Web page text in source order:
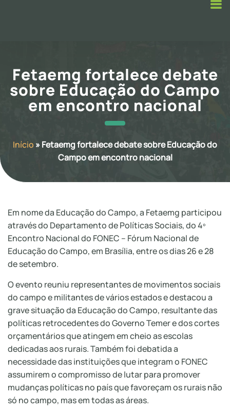
Fetaemg fortalece debate
sobre Educação do Campo
em encontro nacional
Início »Fetaemg fortalece debate sobre Educação do
Campo em encontro nacional
Em nome da Educação do Campo, a Fetaemg participou
através do Departamento de Políticas Sociais, do 4º
Encontro Nacional do FONEC – Fórum Nacional de
Educação do Campo, em Brasília, entre os dias 26 e 28
de setembro.
O evento reuniu representantes de movimentos sociais
do campo e militantes de vários estados e destacou a
grave situação da Educação do Campo, resultante das
políticas retrocedentes do Governo Temer e dos cortes
orçamentários que atingem em cheio as escolas
dedicadas aos rurais. Também foi debatida a
necessidade das instituições que integram o FONEC
assumirem o compromisso de lutar para promover
mudanças políticas no país que favoreçam os rurais não
só no campo, mas em todas as áreas.